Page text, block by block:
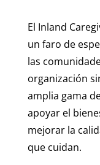
El Inland
un faro de
las
organización
amplia gama
apoyar el
mejorar la
que cuidan.